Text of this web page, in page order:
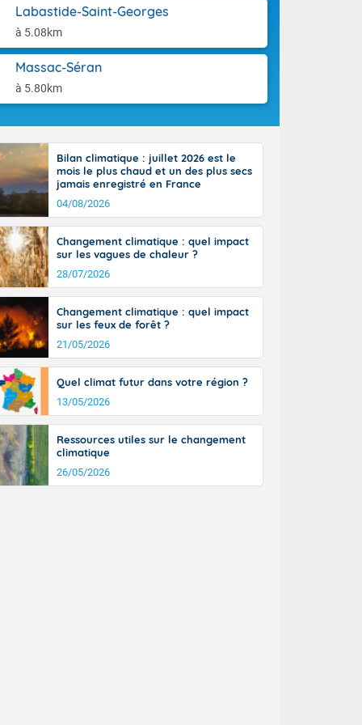
Labastide-Saint-Georges
à 5.08km
Massac-Séran
à 5.80km
du pays en
sur la
la chaine
par
nuageuse
Midi-
degrés
avec 34 à
et 39 à 40
Aquitaine,
de-
sont
sont
un peu
du pays en
Des
le Jura et
de
et
sur le
en
h. Côté
entre
en Anjou.
pointes
Bilan climatique : juillet 2026 est le
mois le plus chaud et un des plus secs
jamais enregistré en France
04/08/2026
Changement climatique : quel impact
sur les vagues de chaleur ?
28/07/2026
Changement climatique : quel impact
sur les feux de forêt ?
21/05/2026
Quel climat futur dans votre région ?
13/05/2026
Ressources utiles sur le changement
climatique
26/05/2026